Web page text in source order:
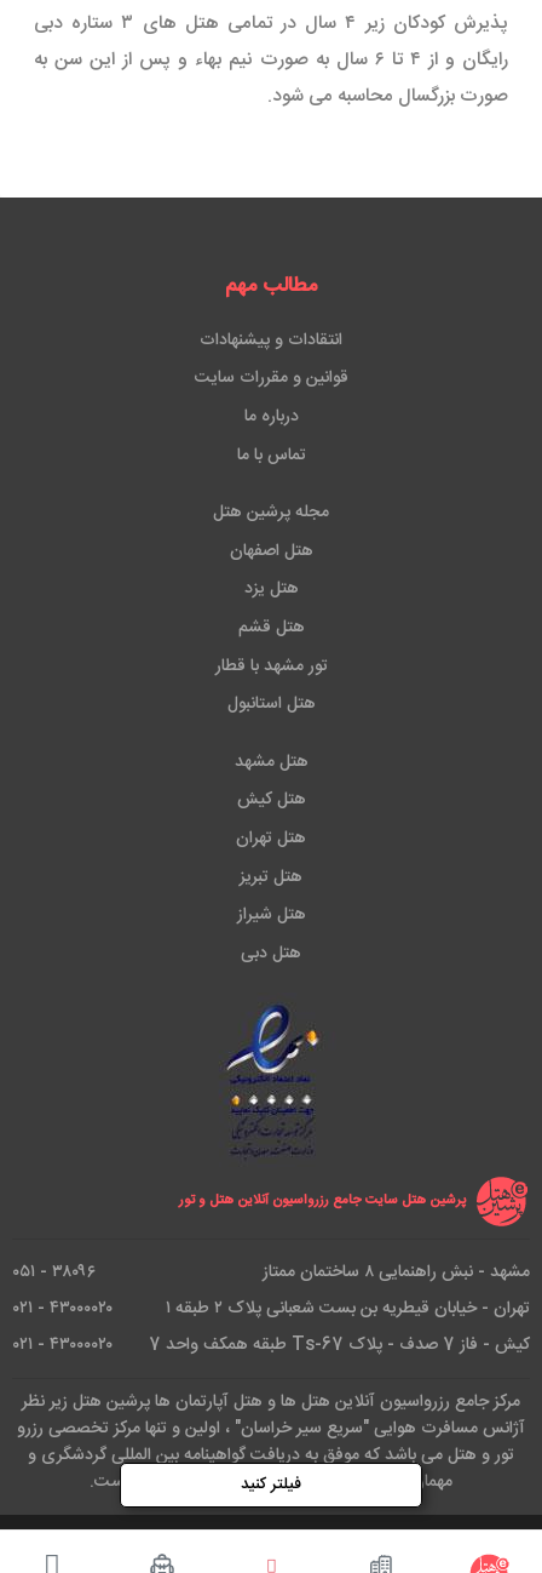
فیلتر کنید
پذیرش کودکان زیر ۴ سال در تمامی هتل های ۳ ستاره دبی
رایگان و از ۴ تا ۶ سال به صورت نیم بهاء و پس از این سن به
صورت بزرگسال محاسبه می شود.
مطالب مهم
انتقادات و پیشنهادات
قوانین و مقررات سایت
درباره ما
تماس با ما
مجله پرشین هتل
هتل اصفهان
هتل یزد
هتل قشم
تور مشهد با قطار
هتل استانبول
هتل مشهد
هتل کیش
هتل تهران
هتل تبریز
هتل شیراز
هتل دبی
پرشین هتل سایت جامع رزرواسیون آنلاین هتل و تور
مشهد - نبش راهنمایی ۸ ساختمان ممتاز
۳۸۰۹۶ - ۰۵۱
تهران - خیابان قیطریه بن بست شعبانی پلاک ۲ طبقه ۱
۴۳۰۰۰۰۲۰ - ۰۲۱
کیش - فاز 7 صدف - پلاک Ts-67 طبقه همکف واحد 7
۴۳۰۰۰۰۲۰ - ۰۲۱
مرکز جامع رزرواسیون آنلاین هتل ها و هتل آپارتمان ها پرشین هتل زیر نظر
آژانس مسافرت هوایی "سریع سیر خراسان" ، اولین و تنها مرکز تخصصی رزرو
تور و هتل می باشد که موفق به دریافت گواهینامه بین المللی گردشگری و
مهمان نوازی از انجمن گردشگری صلح آسیا شده است.
کلیه حقوق این وب سایت متعلق است به آژانس هواپیمایی سریع سیر.طراحی و